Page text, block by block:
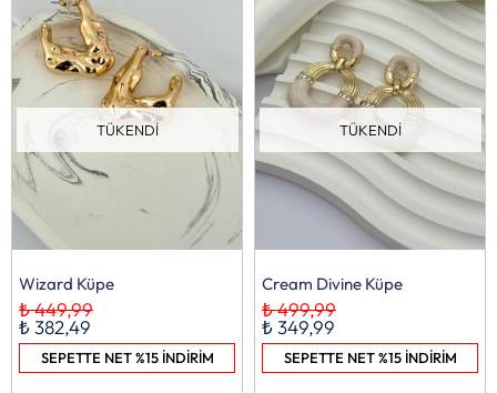
TÜKENDI
Wizard Küpe
₺ 382,49
₺ 449,99
SEPETTE NET %15 İNDİRİM
TÜKENDI
Cream Divine Küpe
₺ 349,99
₺ 499,99
SEPETTE NET %15 İNDİRİM